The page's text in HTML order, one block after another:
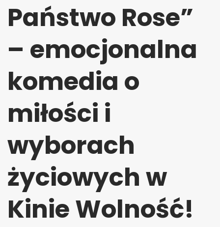
Państwo Rose”
– emocjonalna
komedia o
miłości i
wyborach
życiowych w
Kinie Wolność!